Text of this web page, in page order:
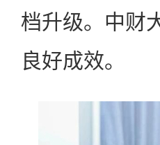
档升级。中财
良好成效。